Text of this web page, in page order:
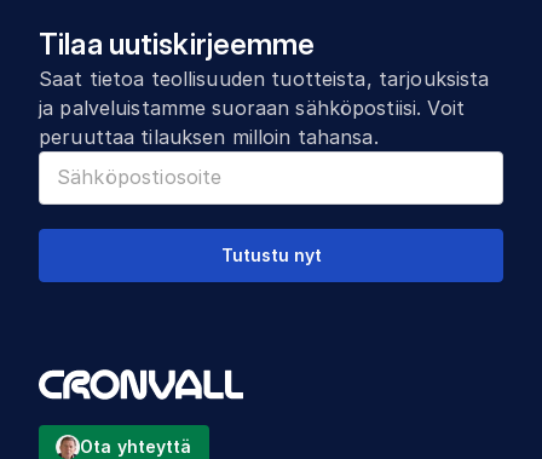
Tilaa uutiskirjeemme
Saat tietoa teollisuuden tuotteista, tarjouksista
ja palveluistamme suoraan sähköpostiisi. Voit
peruuttaa tilauksen milloin tahansa.
Tutustu nyt
Ota yhteyttä